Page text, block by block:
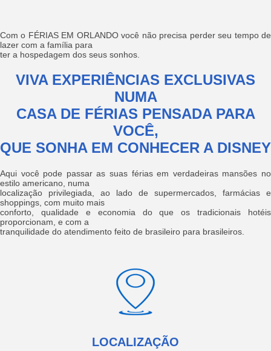
Com o FÉRIAS EM ORLANDO você não precisa perder seu tempo de
lazer com a família para
ter a hospedagem dos seus sonhos.
VIVA EXPERIÊNCIAS EXCLUSIVAS
NUMA
CASA DE FÉRIAS PENSADA PARA
VOCÊ,
QUE SONHA EM CONHECER A DISNEY
Aqui você pode passar as suas férias em verdadeiras mansões no
estilo americano, numa
localização privilegiada, ao lado de supermercados, farmácias e
shoppings, com muito mais
conforto, qualidade e economia do que os tradicionais hotéis
proporcionam, e com a
tranquilidade do atendimento feito de brasileiro para brasileiros.
LOCALIZAÇÃO